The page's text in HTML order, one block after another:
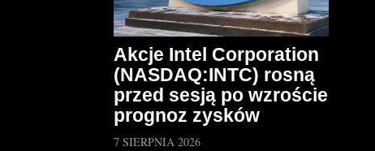
Akcje Intel Corporation
(NASDAQ:INTC) rosną
przed sesją po wzroście
prognoz zysków
7 SIERPNIA 2026